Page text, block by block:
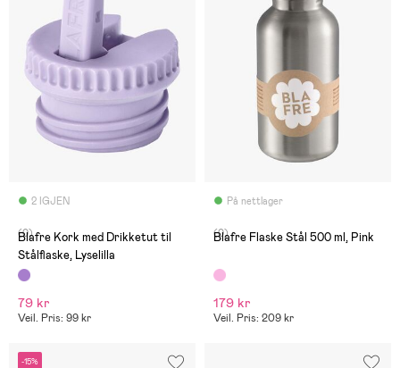
2 IGJEN
(0)
Blafre Kork med Drikketut til
Stålflaske, Lyselilla
79 kr
Veil. Pris: 99 kr
På nettlager
(0)
Blafre Flaske Stål 500 ml, Pink
179 kr
Veil. Pris: 209 kr
-15%